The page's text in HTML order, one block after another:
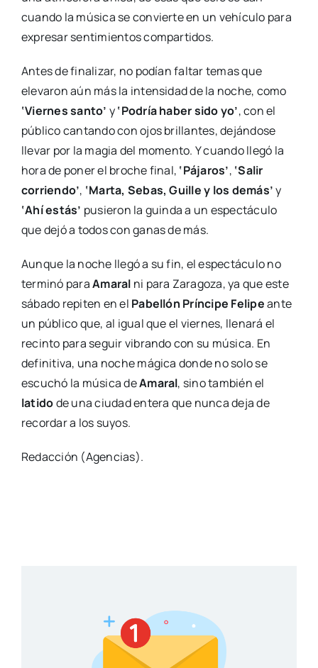
cuando la música se convierte en un vehículo para
expresar sentimientos compartidos.
Antes de finalizar, no podían faltar temas que
elevaron aún más la intensidad de la noche, como
‘Viernes santo’ y‘Podría haber sido yo’, con el
público cantando con ojos brillantes, dejándose
llevar por la magia del momento. Y cuando llegó la
hora de poner el broche final, ‘Pájaros’, ‘Salir
corriendo’, ‘Marta, Sebas, Guille y los demás’y
‘Ahí estás’ pusieron la guinda a un espectáculo
que dejó a todos con ganas de más.
Aunque la noche llegó a su fin, el espectáculo no
terminó paraAmaral ni para Zaragoza, ya que este
sábado repiten en el Pabellón Príncipe Felipeante
un público que, al igual que el viernes, llenará el
recinto para seguir vibrando con su música. En
definitiva, una noche mágica donde no solo se
escuchó la música deAmaral, sino también el
latidode una ciudad entera que nunca deja de
recordar a los suyos.
Redacción (Agencias).